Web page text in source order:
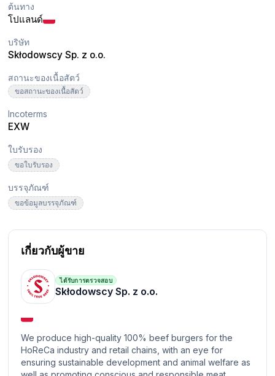
ต้นทาง
โปแลนด์
บริษัท
Skłodowscy Sp. z o.o.
สถานะของเนื้อสัตว์
ขอสถานะของเนื้อสัตว์
Incoterms
EXW
ใบรับรอง
ขอใบรับรอง
บรรจุภัณฑ์
ขอข้อมูลบรรจุภัณฑ์
เกี่ยวกับผู้ขาย
ได้รับการตรวจสอบ
Skłodowscy Sp. z o.o.
We produce high-quality 100% beef burgers for the
HoReCa industry and retail chains, with an eye for
ensuring sustainable development and animal welfare as